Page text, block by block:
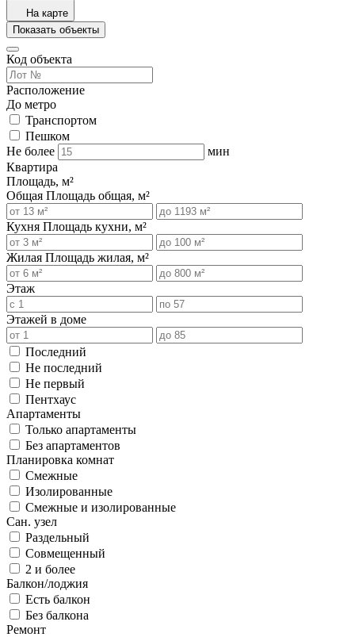
На карте
Показать объекты
Код объекта
Расположение
До метро
Транспортом
Пешком
Не более
мин
Квартира
Площадь, м²
Общая Площадь общая, м²
Кухня Площадь кухни, м²
Жилая Площадь жилая, м²
Этаж
Этажей в доме
Последний
Не последний
Не первый
Пентхаус
Апартаменты
Только апартаменты
Без апартаментов
Планировка комнат
Смежные
Изолированные
Смежные и изолированные
Сан. узел
Раздельный
Совмещенный
2 и более
Балкон/лоджия
Есть балкон
Без балкона
Ремонт